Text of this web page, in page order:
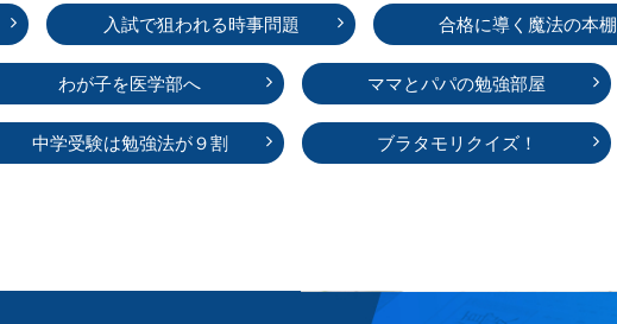
入試で狙われる時事問題 合格に導く魔法の本棚
わが子を医学部へ ママとパパの勉強部屋
中学受験は勉強法が９割 ブラタモリクイズ！